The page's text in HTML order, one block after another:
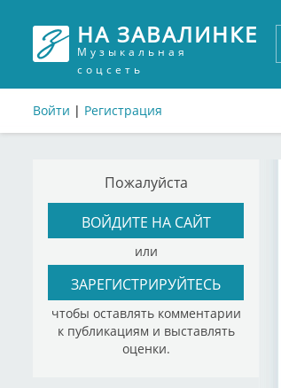
НА ЗАВАЛИНКЕ
Музыкальная
соцсеть
Войти | Регистрация
Пожалуйста
ВОЙДИТЕ НА САЙТ
или
ЗАРЕГИСТРИРУЙТЕСЬ
чтобы оставлять комментарии
к публикациям и выставлять
оценки.